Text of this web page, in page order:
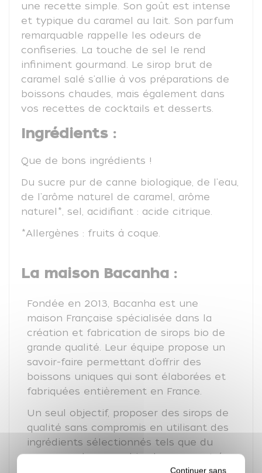
Continuer sans
une recette simple. Son goût est intense
et typique du caramel au lait. Son parfum
remarquable rappelle les odeurs de
confiseries. La touche de sel le rend
infiniment gourmand. Le sirop brut de
caramel salé s'allie à vos préparations de
boissons chaudes, mais également dans
vos recettes de cocktails et desserts.
Ingrédients :
Que de bons ingrédients !
Du sucre pur de canne biologique, de l'eau,
de l'arôme naturel de caramel, arôme
naturel*, sel, acidifiant : acide citrique.
*Allergènes : fruits à coque.
La maison Bacanha :
Fondée en 2013, Bacanha est une
maison Française spécialisée dans la
création et fabrication de sirops bio de
grande qualité. Leur équipe propose un
savoir-faire permettant d’offrir des
boissons uniques qui sont élaborées et
fabriquées entièrement en France.
Un seul objectif, proposer des sirops de
qualité sans compromis en utilisant des
ingrédients sélectionnés tels que du
sucre pur de canne bio, des concentrés